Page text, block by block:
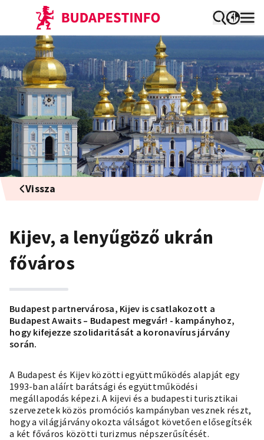
Vissza
Kijev, a lenyűgöző ukrán
főváros
Budapest partnervárosa, Kijev is csatlakozott a
Budapest Awaits – Budapest megvár! - kampányhoz,
hogy kifejezze szolidaritását a koronavírus járvány
során.
A Budapest és Kijev közötti együttműködés alapját egy
1993-ban aláírt barátsági és együttműködési
megállapodás képezi. A kijevi és a budapesti turisztikai
szervezetek közös promóciós kampányban vesznek részt,
hogy a világjárvány okozta válságot követően elősegítsék
a két főváros közötti turizmus népszerűsítését.